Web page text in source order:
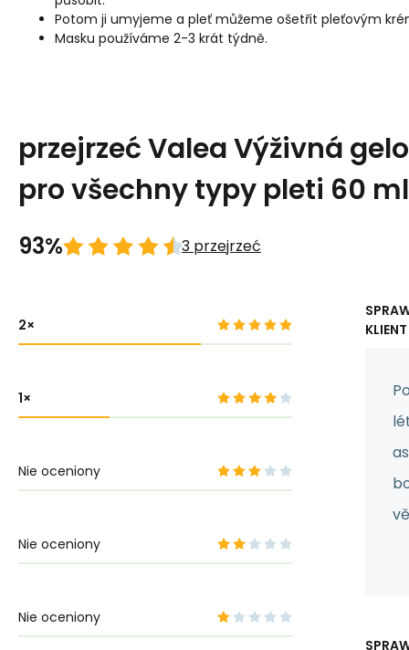
Potom ji umyjeme a pleť můžeme ošetřit pleťovým
Masku používáme 2-3 krát týdně.
przejrzeć Valea Výživná
pro všechny typy pleti 60 ml
93% 3 przejrzeć
2
1
Nie oceniony
Nie oceniony
Nie oceniony
KLIENT